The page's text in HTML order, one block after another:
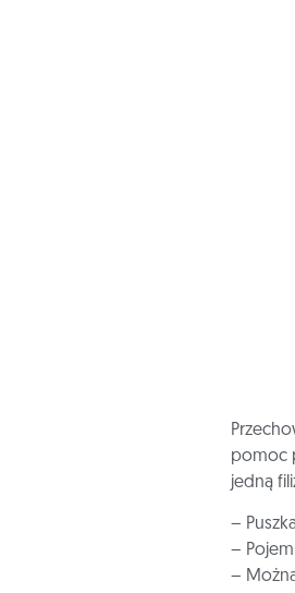
pomoc
jedną
–
–
–